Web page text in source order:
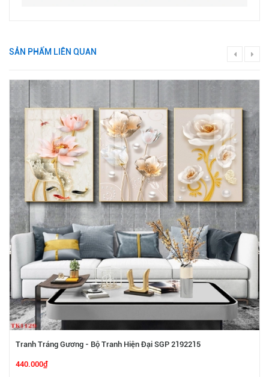
SẢN PHẨM LIÊN QUAN
Tranh Tráng Gương - Bộ Tranh Hiện Đại SGP 2192215
440.000₫